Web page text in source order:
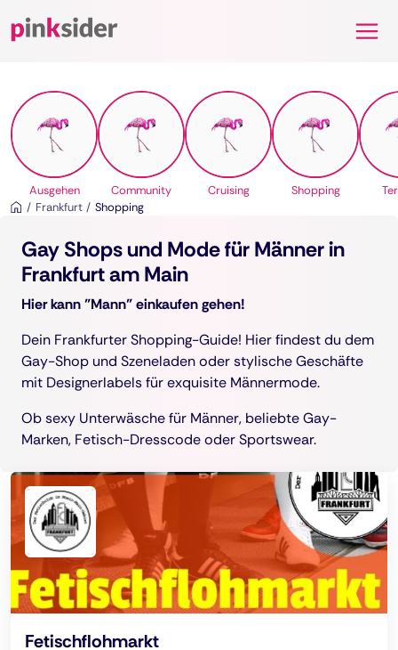
Pinksider
Ausgehen Community Cruising Shopping
Frankfurt
Shopping
Gay Shops und Mode für Männer in
Frankfurt am Main
Hier kann "Mann" einkaufen gehen!
Dein Frankfurter Shopping-Guide! Hier findest du dem
Gay-Shop und Szeneladen oder stylische Geschäfte
mit Designerlabels für exquisite Männermode.
Ob sexy Unterwäsche für Männer, beliebte Gay-
Marken, Fetisch-Dresscode oder Sportswear.
Fetischflohmarkt